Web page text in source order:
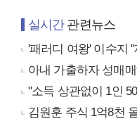
실시간관련뉴스
'패러디 여왕' 이수지
아내 가출하자 성매
"소득 상관없이 1인
김원훈 주식 1억8천